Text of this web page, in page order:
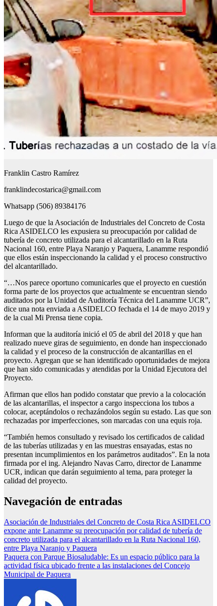
Franklin Castro Ramírez
franklindecostarica@gmail.com
Whatsapp (506) 89384176
Luego de que la Asociación de Industriales del Concreto de Costa
Rica ASIDELCO les expusiera su preocupación por calidad de
tubería de concreto utilizada para el alcantarillado en la Ruta
Nacional 160, entre Playa Naranjo y Paquera, Lanamme respondió
que ellos están inspeccionando la calidad y el proceso constructivo
del alcantarillado.
“…Nos parece oportuno comunicarles que el proyecto en cuestión
forma parte de los proyectos que actualmente se encuentran siendo
auditados por la Unidad de Auditoría Técnica del Lanamme UCR”,
dice una nota enviada a ASIDELCO fechada el 14 de mayo 2019 y
de la cual Mi Prensa tiene copia.
Informan que la auditoría inició el 05 de abril del 2018 y que han
realizado nueve giras de seguimiento, en donde han inspeccionado
la calidad y el proceso de la construcción de alcantarillas en el
proyecto. Agregan que se han identificado oportunidades de mejora
que han sido comunicadas y atendidas por la Unidad Ejecutora del
Proyecto.
Afirman que ellos han podido constatar que previo a la colocación
de las alcantarillas, el inspector a cargo inspecciona los tubos a
colocar, aceptándolos o rechazándolos según su estado. Las que son
rechazadas por imperfecciones, son marcadas con una equis roja.
“También hemos consultado y revisado los certificados de calidad
de las tuberías utilizadas y en las muestras ensayadas, estas no
presentan incumplimientos en los parámetros auditados”. En la nota
firmada por el ing. Alejandro Navas Carro, director de Lanamme
UCR, indican que darán seguimiento al tema, para proteger la
calidad del proyecto.
Navegación de entradas
Asociación de Industriales del Concreto de Costa Rica ASIDELCO
expone ante Lanamme su preocupación por calidad de tubería de
concreto utilizada para el alcantarillado en la Ruta Nacional 160,
entre Playa Naranjo y Paquera
Paquera con Parque Biosaludable: Es un espacio público para la
actividad física ubicado frente a las instalaciones del Concejo
Municipal de Paquera